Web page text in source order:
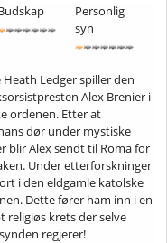
Personlig
syn
Ledger spiller den
Alex Brenier i
ordenen. Etter at
dør under mystiske
blir Alex sendt til Roma for
Under etterforskninger
i den eldgamle katolske
Dette fører ham inn i en
religiøs krets der selve
regjerer!